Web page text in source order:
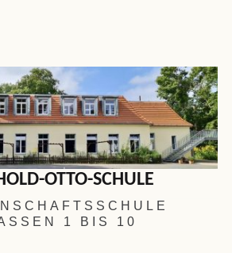
OTTO-SCHULE
1 BIS 10